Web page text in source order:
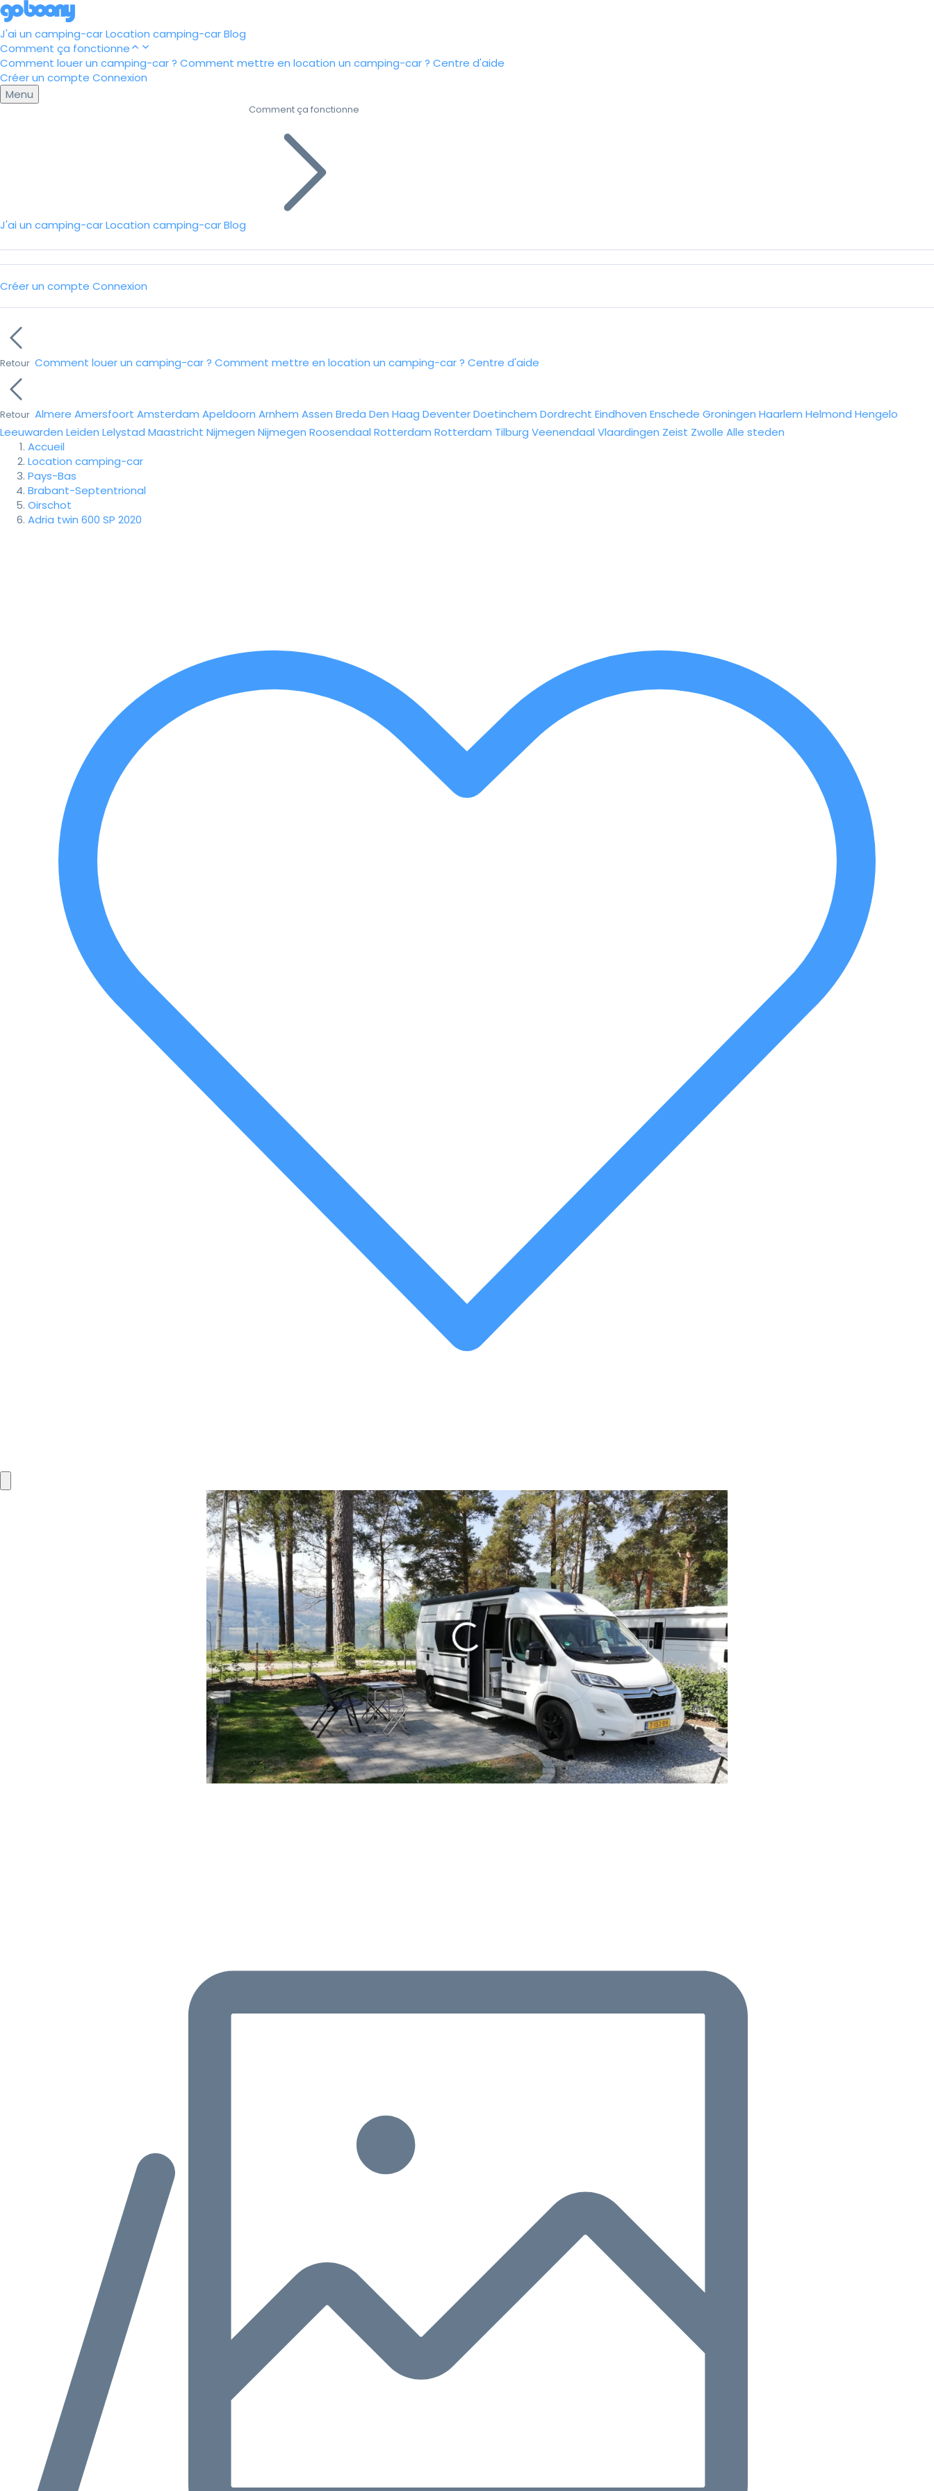
J'ai un camping-carLocation camping-carBlog
Comment ça fonctionne
Comment louer un camping-car ? Comment mettre en location un camping-car ? Centre d'aide
Créer un compte Connexion
Menu
J'ai un camping-carLocation camping-carBlog
Comment ça fonctionne
Créer un compte Connexion
Retour Comment louer un camping-car ? Comment mettre en location un camping-car ? Centre d'aide
Retour Almere Amersfoort Amsterdam Apeldoorn Arnhem Assen Breda Den Haag DeventerDoetinchem Dordrecht Eindhoven Enschede Groningen Haarlem Helmond Hengelo
Leeuwarden Leiden Lelystad Maastricht Nijmegen Nijmegen Roosendaal Rotterdam Rotterdam Tilburg Veenendaal Vlaardingen Zeist Zwolle Alle steden
Accueil
Location camping-car
Pays-Bas
Brabant-Septentrional
Oirschot
Adria twin 600 SP 2020